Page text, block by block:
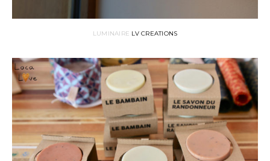
LUMINAIRE LV CREATIONS